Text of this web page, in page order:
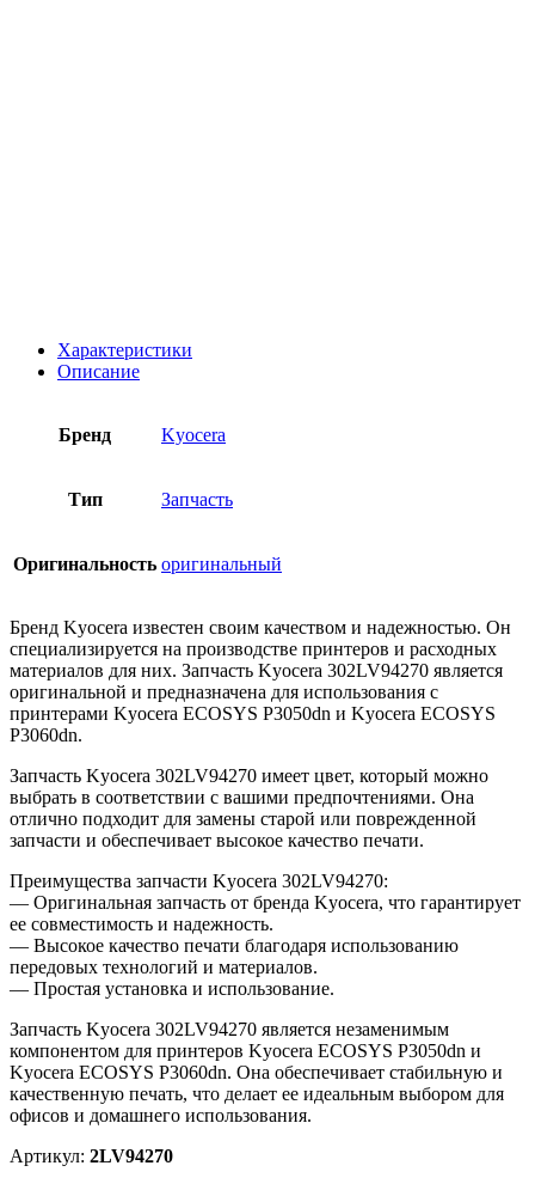
Характеристики
Описание
Бренд Kyocera
Тип Запчасть
Оригинальность оригинальный
Бренд Kyocera известен своим качеством и надежностью. Он
специализируется на производстве принтеров и расходных
материалов для них. Запчасть Kyocera 302LV94270 является
оригинальной и предназначена для использования с
принтерами Kyocera ECOSYS P3050dn и Kyocera ECOSYS
P3060dn.
Запчасть Kyocera 302LV94270 имеет цвет, который можно
выбрать в соответствии с вашими предпочтениями. Она
отлично подходит для замены старой или поврежденной
запчасти и обеспечивает высокое качество печати.
Преимущества запчасти Kyocera 302LV94270:
— Оригинальная запчасть от бренда Kyocera, что гарантирует
ее совместимость и надежность.
— Высокое качество печати благодаря использованию
передовых технологий и материалов.
— Простая установка и использование.
Запчасть Kyocera 302LV94270 является незаменимым
компонентом для принтеров Kyocera ECOSYS P3050dn и
Kyocera ECOSYS P3060dn. Она обеспечивает стабильную и
качественную печать, что делает ее идеальным выбором для
офисов и домашнего использования.
Артикул: 2LV94270